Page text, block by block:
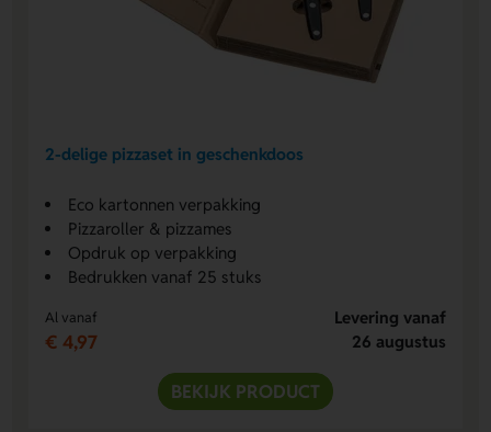
2-delige pizzaset in geschenkdoos
Eco kartonnen verpakking
Pizzaroller & pizzames
Opdruk op verpakking
Bedrukken vanaf 25 stuks
Al vanaf
€ 4,97
Levering vanaf
26 augustus
BEKIJK PRODUCT